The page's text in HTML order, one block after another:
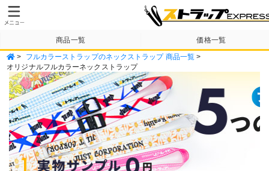
商品一覧 価格一覧
納期・送料について テンプレート
> フルカラーストラップのネックストラップ 商品一覧 >
オリジナルフルカラーネックストラップ